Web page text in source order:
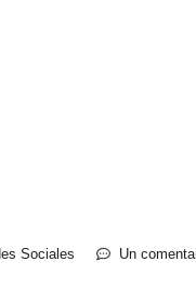
Sociales Un